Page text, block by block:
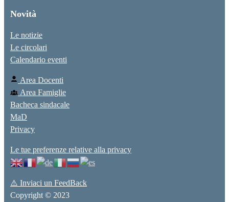
Novità
Le notizie
Le circolari
Calendario eventi
Area Docenti
Area Famiglie
Bacheca sindacale
MaD
Privacy
Le tue preferenze relative alla privacy
⚠️ Inviaci un FeedBack
Copyright © 2023